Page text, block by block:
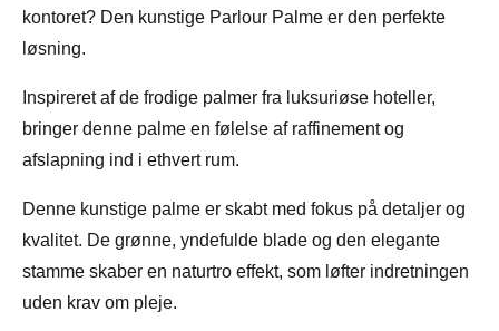
kontoret? Den kunstige Parlour Palme er den perfekte
løsning.
Inspireret af de frodige palmer fra luksuriøse hoteller,
bringer denne palme en følelse af raffinement og
afslapning ind i ethvert rum.
Denne kunstige palme er skabt med fokus på detaljer og
kvalitet. De grønne, yndefulde blade og den elegante
stamme skaber en naturtro effekt, som løfter indretningen
uden krav om pleje.